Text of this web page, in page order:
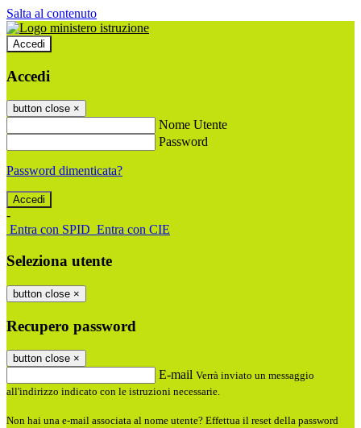
Salta al contenuto
Accedi
Accedi
button close ×
Nome Utente
Password
Password dimenticata?
-
Entra con SPID Entra con CIE
Seleziona utente
button close ×
Recupero password
button close ×
E-mail Verrà inviato un messaggio
all'indirizzo indicato con le istruzioni necessarie.
Non hai una e-mail associata al nome utente? Effettua il reset della password